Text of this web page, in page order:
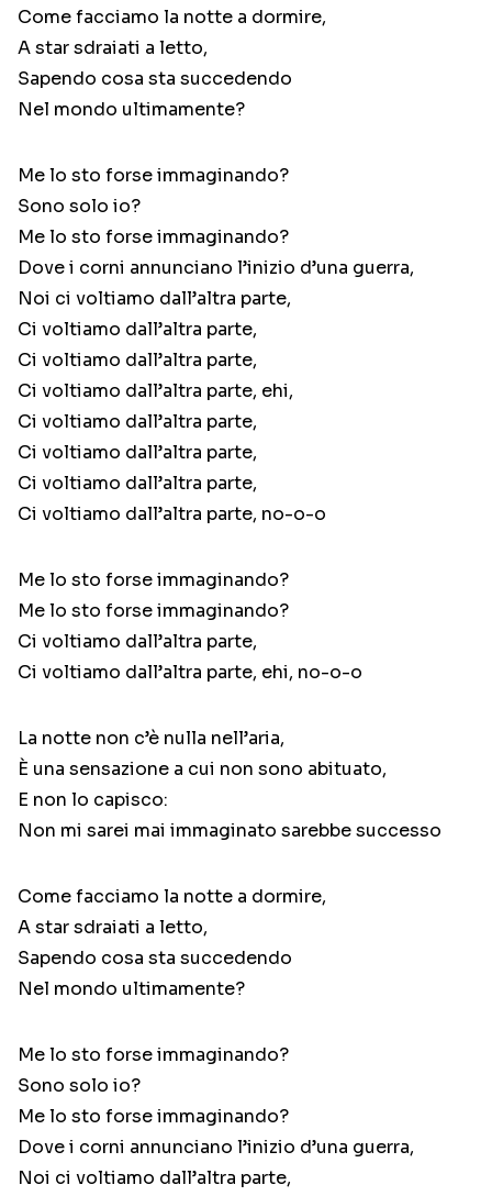
Come facciamo la notte a dormire,
A star sdraiati a letto,
Sapendo cosa sta succedendo
Nel mondo ultimamente?
Me lo sto forse immaginando?
Sono solo io?
Me lo sto forse immaginando?
Dove i corni annunciano l’inizio d’una guerra,
Noi ci voltiamo dall’altra parte,
Ci voltiamo dall’altra parte,
Ci voltiamo dall’altra parte,
Ci voltiamo dall’altra parte, ehi,
Ci voltiamo dall’altra parte,
Ci voltiamo dall’altra parte,
Ci voltiamo dall’altra parte,
Ci voltiamo dall’altra parte, no-o-o
Me lo sto forse immaginando?
Me lo sto forse immaginando?
Ci voltiamo dall’altra parte,
Ci voltiamo dall’altra parte, ehi, no-o-o
La notte non c’è nulla nell’aria,
È una sensazione a cui non sono abituato,
E non lo capisco:
Non mi sarei mai immaginato sarebbe successo
Come facciamo la notte a dormire,
A star sdraiati a letto,
Sapendo cosa sta succedendo
Nel mondo ultimamente?
Me lo sto forse immaginando?
Sono solo io?
Me lo sto forse immaginando?
Dove i corni annunciano l’inizio d’una guerra,
Noi ci voltiamo dall’altra parte,